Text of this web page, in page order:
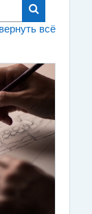
Поиск курса
всё